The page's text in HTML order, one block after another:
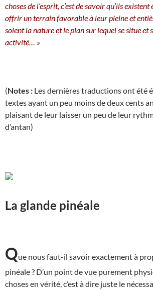
choses de l’esprit, c’est de savoir qu’ils
offrir un terrain favorable à leur pleine et
soient la nature et le plan sur lequel se situe et
activité… »
(Notes : Les dernières traductions ont été
textes ayant un peu moins de deux cents
plaisant de leur laisser un peu de leur
d’antan)
La glande pinéale
Que nous faut-il savoir exactement à
pinéale ? D’un point de vue purement
choses en vérité, c’est à dire juste le